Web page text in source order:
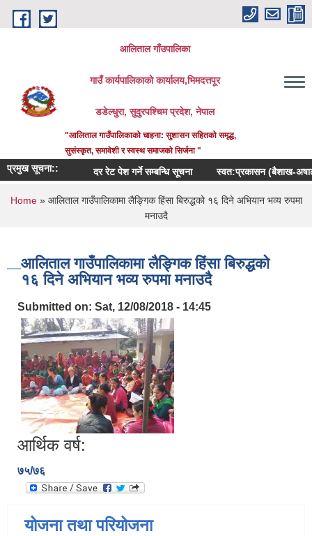
Skip to main content
आलिताल गाँउपालिका
गाउँ कार्यपालिकाको कार्यालय,भिमदत्तपूर
डडेल्धुरा, सुदुरपश्चिम प्रदेश, नेपाल
"आलिताल गाउँपालिकाको चाहना: सुशासन सहितको समृद्ध,
सुसंस्कृत, समावेशी र स्वस्थ समाजको सिर्जना "
प्रमुख सूचना:: दर रेट पेश गर्ने सम्बन्धि सूचना स्वत:प्रकासन (बैशाख-अषाढ)
You are here
Home» आलिताल गाउँपालिकामा लैङ्गिक हिंसा बिरुद्धको १६ दिने अभियान भव्य रुपमा
मनाउदै
आलिताल गाउँपालिकामा लैङ्गिक हिंसा बिरुद्धको
१६ दिने अभियान भव्य रुपमा मनाउदै
Submitted on: Sat, 12/08/2018 - 14:45
आर्थिक वर्ष:
७५/७६
योजना तथा परियोजना